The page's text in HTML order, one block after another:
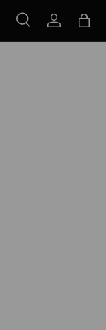
PesquisarIniciarSaco